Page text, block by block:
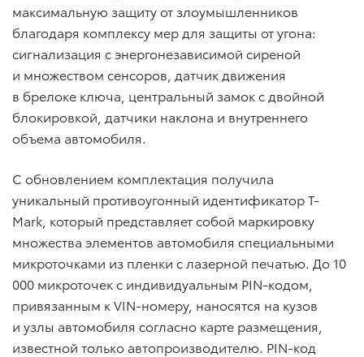
максимальную защиту от злоумышленников
благодаря комплексу мер для защиты от угона:
сигнализация с энергонезависимой сиреной
и множеством сенсоров, датчик движения
в брелоке ключа, центральный замок с двойной
блокировкой, датчики наклона и внутреннего
объема автомобиля.
С обновлением комплектация получила
уникальный противоугонный идентификатор T-
Mark, который представляет собой маркировку
множества элементов автомобиля специальными
микроточками из пленки с лазерной печатью. До 10
000 микроточек с индивидуальным PIN-кодом,
привязанным к VIN-номеру, наносятся на кузов
и узлы автомобиля согласно карте размещения,
известной только автопроизводителю. PIN-код